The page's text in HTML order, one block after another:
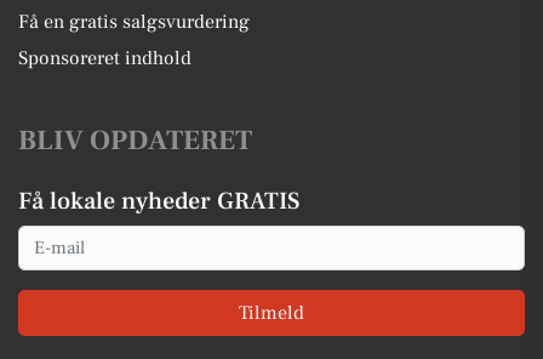
Få en gratis salgsvurdering
Sponsoreret indhold
BLIV OPDATERET
Få lokale nyheder GRATIS
Email
Tilmeld